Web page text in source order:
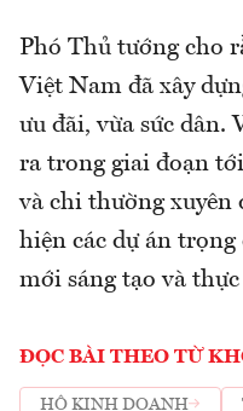
Phó Thủ tướng cho
Việt Nam đã xây
ưu đãi, vừa sức dân.
ra trong giai đoạn
và chi thường xuyên
hiện các dự án
mới sáng tạo và
ĐỌC BÀI THEO TỪ
HỘ KINH DOANH